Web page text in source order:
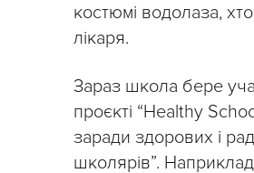
костюмі водолаза,
лікаря.
Зараз школа бере
проєкті “Healthy
заради здорових і
школярів”.